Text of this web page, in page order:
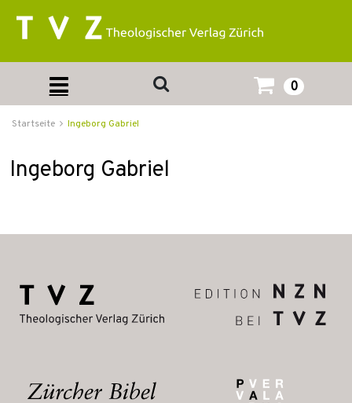
0
Startseite Ingeborg Gabriel
Ingeborg Gabriel